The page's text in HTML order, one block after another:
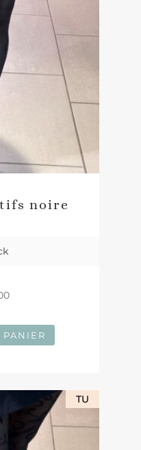
noire
PANIER
TU